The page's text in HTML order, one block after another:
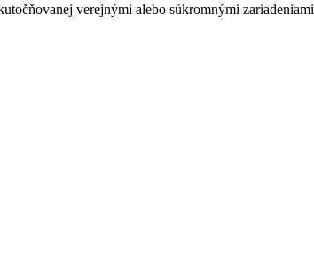
verejnými alebo súkromnými zariadeniami